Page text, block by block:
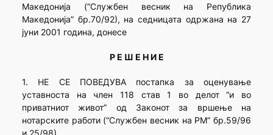
Македонија (“Службен весник на Република
Македонија” бр.70/92), на седницата одржана на 27
јуни 2001 година, донесе
Р Е Ш Е Н И Е
1. НЕ СЕ ПОВЕДУВА постапка за оценување
уставноста на член 118 став 1 во делот “и во
приватниот живот” од Законот за вршење на
нотарските работи (“Службен весник на РМ” бр.59/96